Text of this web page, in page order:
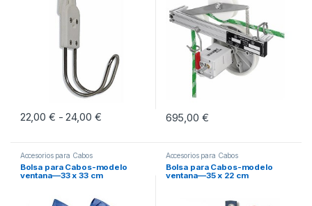
22,00 € - 24,00 €Rango de precios: desde 22,00 € hasta
Este producto tiene múltiples variantes. Las opciones se pueden
695,00 €
Accesorios para Cabos
Bolsa para Cabos-modelo
ventana—33 x 33 cm
Accesorios para Cabos
Bolsa para Cabos-modelo
ventana—35 x 22 cm